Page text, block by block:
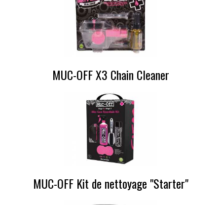
MUC-OFF X3 Chain Cleaner
MUC-OFF Kit de nettoyage "Starter"